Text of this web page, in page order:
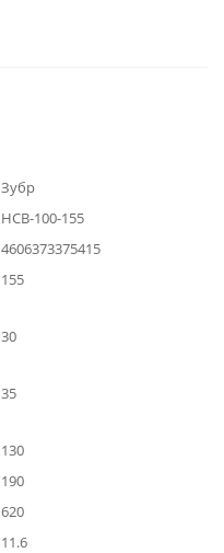
Зубр
НСВ-100-155
4606373375415
155
30
35
130
190
620
11.6